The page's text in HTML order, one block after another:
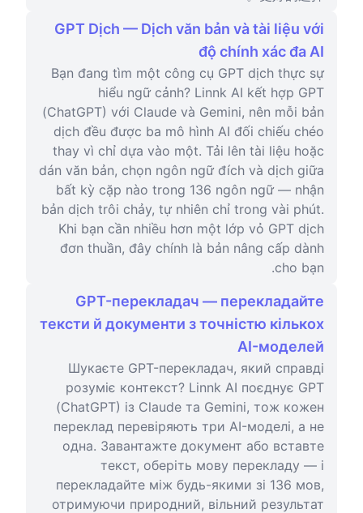
GPT Dịch — Dịch văn bản và tài liệu với
độ chính xác đa AI
Bạn đang tìm một công cụ GPT dịch thực sự
hiểu ngữ cảnh? Linnk AI kết hợp GPT
(ChatGPT) với Claude và Gemini, nên mỗi bản
dịch đều được ba mô hình AI đối chiếu chéo
thay vì chỉ dựa vào một. Tải lên tài liệu hoặc
dán văn bản, chọn ngôn ngữ đích và dịch giữa
bất kỳ cặp nào trong 136 ngôn ngữ — nhận
bản dịch trôi chảy, tự nhiên chỉ trong vài phút.
Khi bạn cần nhiều hơn một lớp vỏ GPT dịch
đơn thuần, đây chính là bản nâng cấp dành
cho bạn.
GPT-перекладач — перекладайте
тексти й документи з точністю кількох
AI-моделей
Шукаєте GPT-перекладач, який справді
розуміє контекст? Linnk AI поєднує GPT
(ChatGPT) із Claude та Gemini, тож кожен
переклад перевіряють три AI-моделі, а не
одна. Завантажте документ або вставте
текст, оберіть мову перекладу — і
перекладайте між будь-якими зі 136 мов,
отримуючи природний, вільний результат